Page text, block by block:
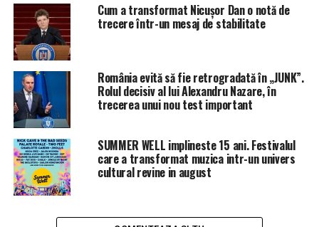
PUȚIN timp!
Cum a transformat Nicușor Dan o notă de
trecere într-un mesaj de stabilitate
România evită să fie retrogradată în „JUNK”.
Rolul decisiv al lui Alexandru Nazare, în
trecerea unui nou test important
SUMMER WELL implineste 15 ani. Festivalul
care a transformat muzica intr-un univers
cultural revine in august